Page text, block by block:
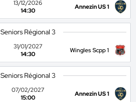
13/12/2026
14:30
Annezin US 1
Seniors Régional 3
31/01/2027
14:30
Wingles Scpp 1
Seniors Régional 3
07/02/2027
15:00
Annezin US 1